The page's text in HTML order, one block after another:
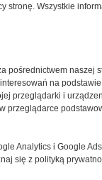
stosujemy
potrzeb.
w Twoim
możesz
stronę. Wszystkie
pośrednictwem naszej
na
przeglądarki i
przeglądarce
Analytics i Google
się z polityką